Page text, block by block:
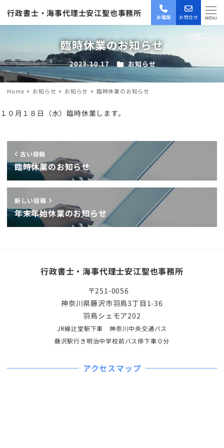
行政書士・海事代理士安江聖也事務所 お電話 お問合せ MENU
臨時休業のお知らせ
投稿日
2023.10.17 カテゴリー
お知らせ
Home お知らせ お知らせ 臨時休業のお知らせ
１０月１８日（水）臨時休業します。
古い投稿
臨時休業のお知らせ
新しい投稿
年末年始休業のお知らせ
行政書士・海事代理士安江聖也事務所
〒251-0056
神奈川県藤沢市羽鳥3丁目1-36
羽鳥シェモア202
JR線辻堂駅下車 神奈川中央交通バス
藤沢駅行き明治中学校前バス停下車０分
アクセスマップ